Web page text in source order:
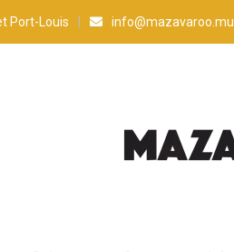
Port-Louis info@mazavaroo.mu